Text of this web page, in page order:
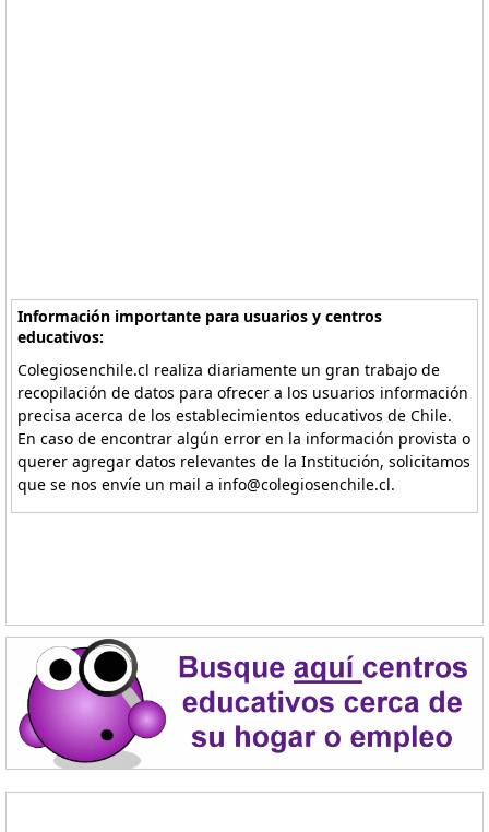
Información importante para usuarios y centros
educativos:
Colegiosenchile.cl realiza diariamente un gran trabajo de
recopilación de datos para ofrecer a los usuarios información
precisa acerca de los establecimientos educativos de Chile.
En caso de encontrar algún error en la información provista o
querer agregar datos relevantes de la Institución, solicitamos
que se nos envíe un mail a info@colegiosenchile.cl.